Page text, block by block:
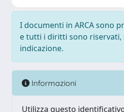
I documenti in ARCA sono
e tutti i diritti sono riservati,
indicazione.
Informazioni
Utilizza questo